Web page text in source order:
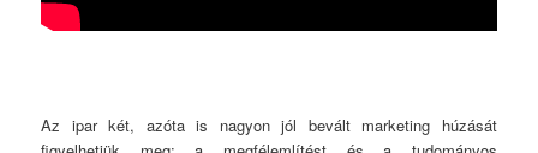
Az ipar két, azóta is nagyon jól bevált marketing húzását